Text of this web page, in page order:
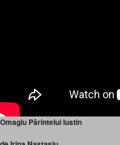
Omagiu Părintelui Iustin